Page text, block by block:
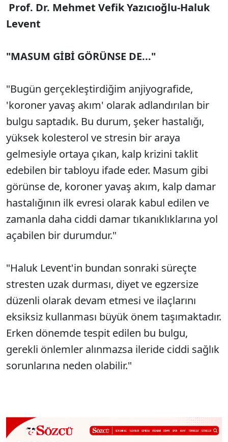
Prof. Dr. Mehmet Vefik Yazıcıoğlu-Haluk
Levent
"MASUM GİBİ GÖRÜNSE DE..."
"Bugün gerçekleştirdiğim anjiyografide,
'koroner yavaş akım' olarak adlandırılan bir
bulgu saptadık. Bu durum, şeker hastalığı,
yüksek kolesterol ve stresin bir araya
gelmesiyle ortaya çıkan, kalp krizini taklit
edebilen bir tabloyu ifade eder. Masum gibi
görünse de, koroner yavaş akım, kalp damar
hastalığının ilk evresi olarak kabul edilen ve
zamanla daha ciddi damar tıkanıklıklarına yol
açabilen bir durumdur."
"Haluk Levent'in bundan sonraki süreçte
stresten uzak durması, diyet ve egzersize
düzenli olarak devam etmesi ve ilaçlarını
eksiksiz kullanması büyük önem taşımaktadır.
Erken dönemde tespit edilen bu bulgu,
gerekli önlemler alınmazsa ileride ciddi sağlık
sorunlarına neden olabilir."